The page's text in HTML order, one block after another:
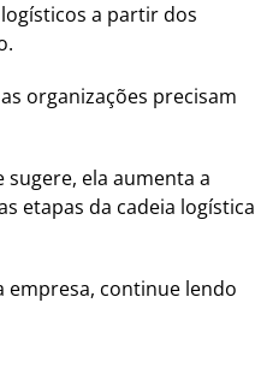
a partir dos
organizações precisam
ela aumenta a
etapas da cadeia logística
empresa, continue lendo